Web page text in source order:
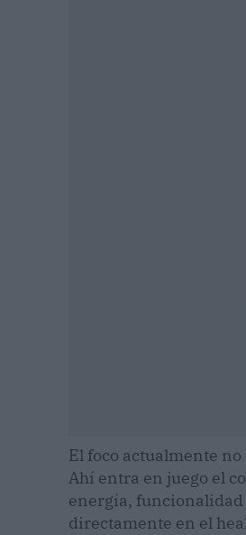
El foco actualmente
Ahí entra en juego el
energía, funcionalidad
directamente en el